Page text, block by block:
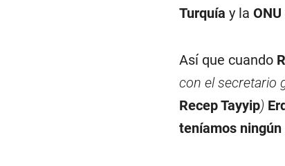
Turquía y la ONU
Así que cuando
con el secretario
Recep Tayyip)
teníamos ningún